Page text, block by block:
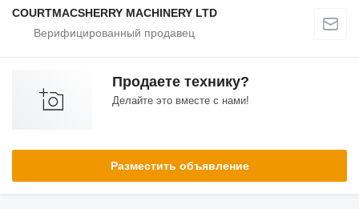
COURTMACSHERRY MACHINERY LTD
Продаете технику?
Делайте это вместе с нами!
Разместить объявление